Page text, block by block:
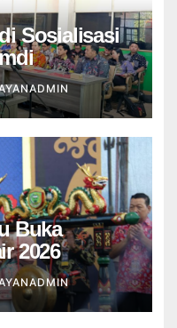
Sosialisasi
Buka
2026